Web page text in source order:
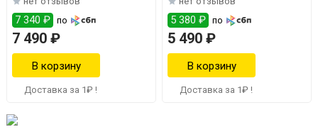
7 340 ₽ по
7 490 ₽
Доставка за 1₽ !
5 380 ₽ по
5 490 ₽
Доставка за 1₽ !